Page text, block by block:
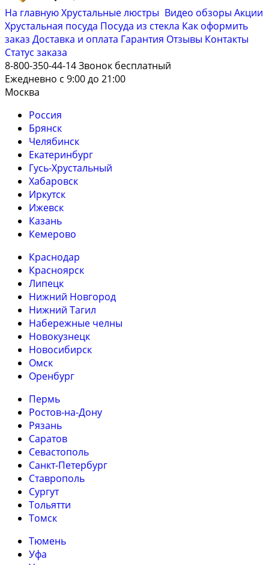
На главнуюХрустальные люстры Видео обзоры Акции
Хрустальная посуда Посуда из стекла Как оформить
заказ Доставка и оплата Гарантия Отзывы Контакты
Cтатус заказа
8-800-350-44-14Звонок бесплатный
Ежедневно с 9:00 до 21:00
Москва
Россия
Брянск
Челябинск
Екатеринбург
Гусь-Хрустальный
Хабаровск
Иркутск
Ижевск
Казань
Кемерово
Краснодар
Красноярск
Липецк
Нижний Новгород
Нижний Тагил
Набережные челны
Новокузнецк
Новосибирск
Омск
Оренбург
Пермь
Ростов-на-Дону
Рязань
Саратов
Севастополь
Санкт-Петербург
Ставрополь
Сургут
Тольятти
Томск
Тюмень
Уфа